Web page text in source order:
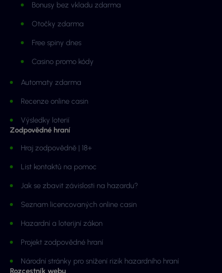
Bonusy bez vkladu zdarma
Otočky zdarma
Free spiny dnes
Casino promo kódy
Automaty zdarma
Recenze online casin
Výsledky loterií
Zodpovědné hraní
Hraj zodpovědně | 18+
List kontaktů na pomoc
Jak se zbavit závislosti na hazardu?
Seznam licencovaných online casin
Hazardní a loterijní zákon
Projekt zodpovědné hraní
Národní stránky pro snížení rizik hazardního hraní
Rozcestník webu